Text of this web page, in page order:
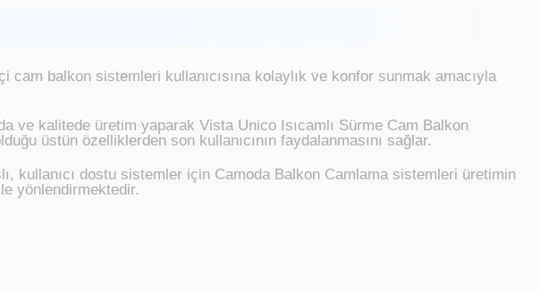
cam balkon sistemleri kullanıcısına kolaylık ve konfor sunmak amacıyla
ve kalitede üretim yaparak Vista Unico Isıcamlı Sürme Cam Balkon
üstün özelliklerden son kullanıcının faydalanmasını sağlar.
kullanıcı dostu sistemler için Camoda Balkon Camlama sistemleri üretimin
yönlendirmektedir.